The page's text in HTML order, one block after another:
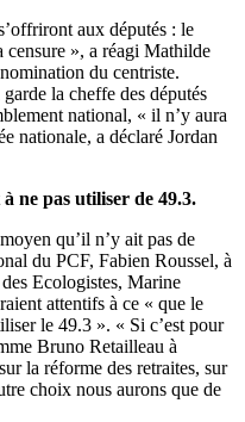
aux députés : le
censure », a réagi Mathilde
du centriste.
la cheffe des députés
national, « il n’y aura
nationale, a déclaré Jordan
ne pas utiliser de 49.3.
qu’il n’y ait pas de
du PCF, Fabien Roussel, à
Ecologistes, Marine
attentifs à ce « que le
le 49.3 ». « Si c’est pour
Bruno Retailleau à
la réforme des retraites, sur
choix nous aurons que de